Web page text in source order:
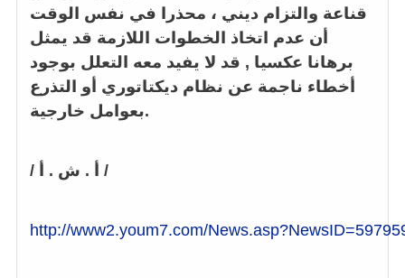
قناعة والتزام ديني ، محذرا في نفس الوقت
أن عدم اتخاذ الخطوات اللازمة قد يمثل
برهانا عكسيا , قد لا يفيد معه التعلل بوجود
أخطاء ناجمة عن نظام ديكتاتوري أو التذرع
بعوامل خارجية.
/ أ . ش . أ /
http://www2.youm7.com/